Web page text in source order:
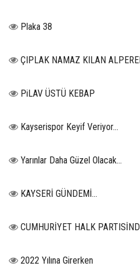
Plaka 38
ÇIPLAK NAMAZ KILAN
PiLAV ÜSTÜ KEBAP
Kayserispor Keyif Veriyor...
Yarınlar Daha Güzel Olacak...
KAYSERİ GÜNDEMİ…
CUMHURİYET HALK
2022 Yılına Girerken